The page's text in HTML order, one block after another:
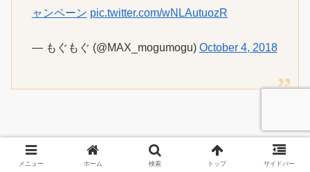
ャンペーン pic.twitter.com/wNLAutuozR
— もぐもぐ (@MAX_mogumogu) October 4, 2018
メニュー ホーム 検索 トップ サイドバー